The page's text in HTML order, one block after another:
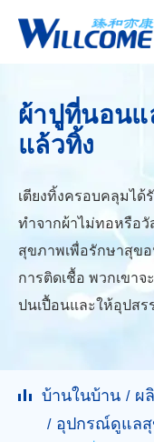
ผ้าปูที่นอนแ
แล้วทิ้ง
เตียงทิ้งครอบคลุมได้
ทำจากผ้าไม่ทอหรือ
สุขภาพเพื่อรักษาสุข
การติดเชื้อ พวกเขา
ปนเปื้อนและให้อุปสร
บ้านในบ้าน
ผ
อุปกรณ์ดูแล